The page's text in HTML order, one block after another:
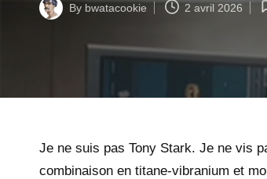
Posted
By bwatacookie 2 avril 2026
Je ne suis pas Tony Stark. Je ne vis
combinaison en titane-vibranium et